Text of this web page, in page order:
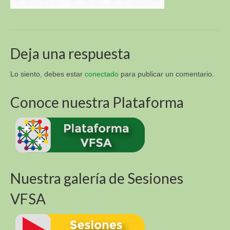
Descargas
3. Libros y Tesis
APT Sucre
APT Brasil
Contacto
VI Congreso Latinoamericano de Etnobiología del
Deja una respuesta
Lo siento, debes estar conectado para publicar un comentario.
Conoce nuestra Plataforma
Nuestra galería de Sesiones
VFSA